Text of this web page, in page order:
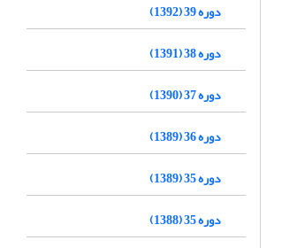
دوره 39 (1392)
دوره 38 (1391)
دوره 37 (1390)
دوره 36 (1389)
دوره 35 (1389)
دوره 35 (1388)